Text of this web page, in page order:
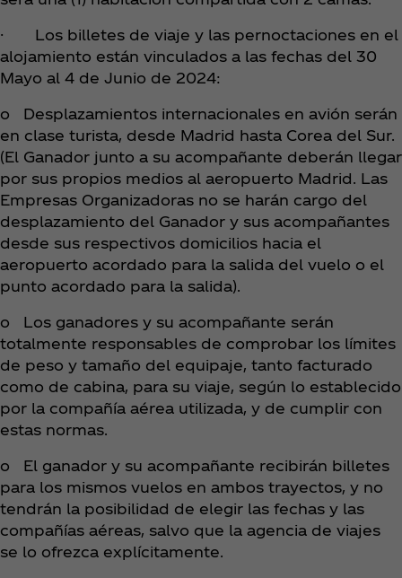
· Los billetes de viaje y las pernoctaciones en el
alojamiento están vinculados a las fechas del 30
Mayo al 4 de Junio de 2024:
o Desplazamientos internacionales en avión serán
en clase turista, desde Madrid hasta Corea del Sur.
(El Ganador junto a su acompañante deberán llegar
por sus propios medios al aeropuerto Madrid. Las
Empresas Organizadoras no se harán cargo del
desplazamiento del Ganador y sus acompañantes
desde sus respectivos domicilios hacia el
aeropuerto acordado para la salida del vuelo o el
punto acordado para la salida).
o Los ganadores y su acompañante serán
totalmente responsables de comprobar los límites
de peso y tamaño del equipaje, tanto facturado
como de cabina, para su viaje, según lo establecido
por la compañía aérea utilizada, y de cumplir con
estas normas.
o El ganador y su acompañante recibirán billetes
para los mismos vuelos en ambos trayectos, y no
tendrán la posibilidad de elegir las fechas y las
compañías aéreas, salvo que la agencia de viajes
se lo ofrezca explícitamente.